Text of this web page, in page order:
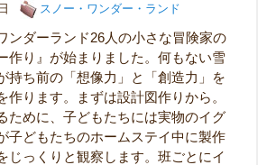
スノー・ワンダー・ランド
ンダーランド26人の小さな冒険家の
作り』が始まりました。何もない雪
持ち前の「想像力」と「創造力」を
作ります。まずは設計図作りから。
ために、子どもたちには実物のイグ
子どもたちのホームステイ中に製作
じっくりと観察します。班ごとにイ